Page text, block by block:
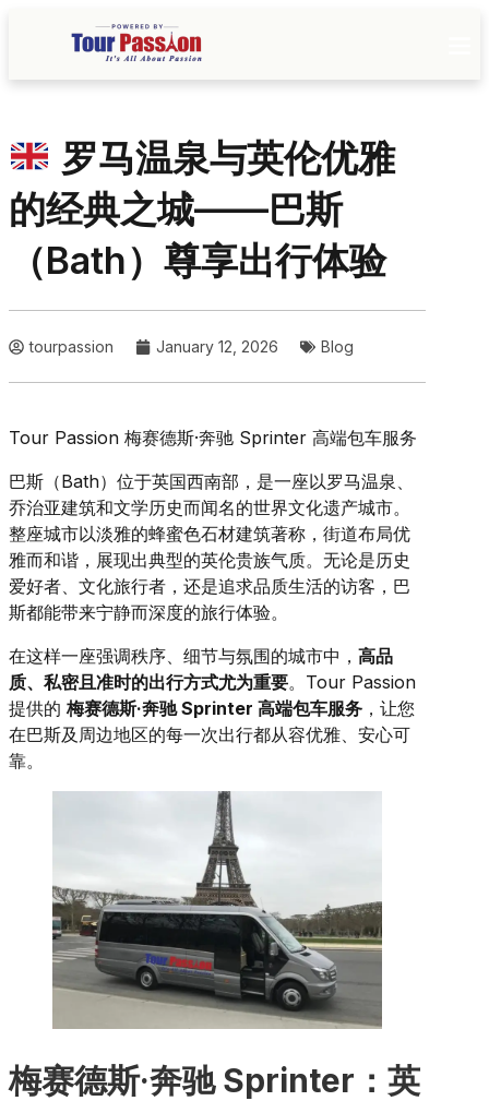
罗马温泉与英伦优雅
的经典之城——巴斯
（Bath）尊享出行体验
tourpassion January 12, 2026 Blog
Tour Passion 梅赛德斯·奔驰 Sprinter 高端包车服务
巴斯（Bath）位于英国西南部，是一座以罗马温泉、
乔治亚建筑和文学历史而闻名的世界文化遗产城市。
整座城市以淡雅的蜂蜜色石材建筑著称，街道布局优
雅而和谐，展现出典型的英伦贵族气质。无论是历史
爱好者、文化旅行者，还是追求品质生活的访客，巴
斯都能带来宁静而深度的旅行体验。
在这样一座强调秩序、细节与氛围的城市中， 高品
质、私密且准时的出行方式尤为重要。Tour Passion
提供的 梅赛德斯·奔驰 Sprinter 高端包车服务 ，让您
在巴斯及周边地区的每一次出行都从容优雅、安心可
靠。
梅赛德斯·奔驰 Sprinter：英